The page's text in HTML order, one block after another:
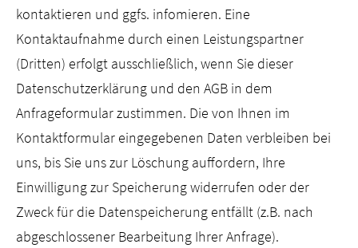
kontaktieren und ggfs. infomieren. Eine
Kontaktaufnahme durch einen Leistungspartner
(Dritten) erfolgt ausschließlich, wenn Sie dieser
Datenschutzerklärung und den AGB in dem
Anfrageformular zustimmen. Die von Ihnen im
Kontaktformular eingegebenen Daten verbleiben bei
uns, bis Sie uns zur Löschung auffordern, Ihre
Einwilligung zur Speicherung widerrufen oder der
Zweck für die Datenspeicherung entfällt (z.B. nach
abgeschlossener Bearbeitung Ihrer Anfrage).